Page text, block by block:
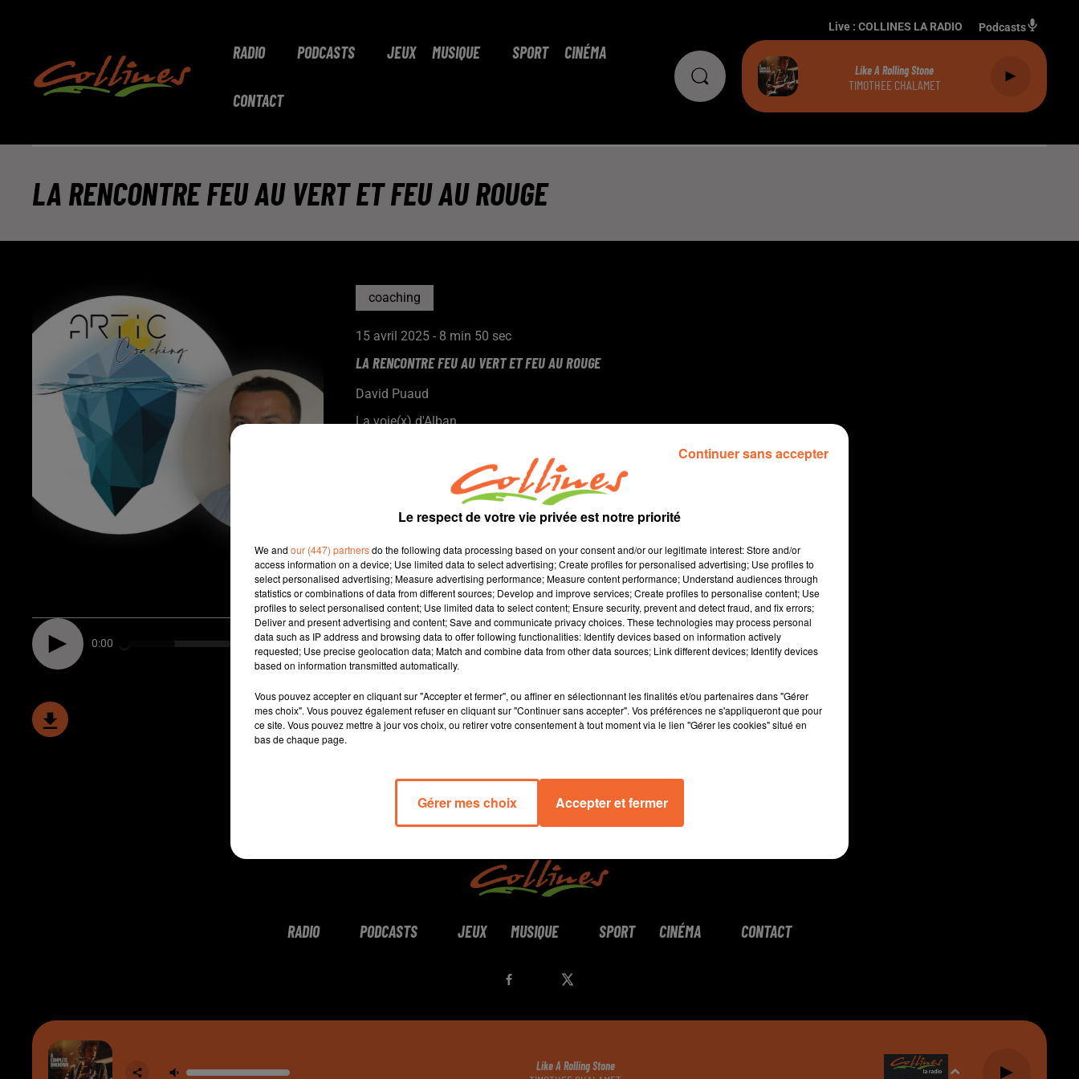
RADIO PODCASTS JEUX MUSIQUE SPORT CINÉMA
CONTACT
Live : COLLINES LA RADIO Podcasts
Like A Rolling Stone
TIMOTHEE CHALAMET
LA RENCONTRE FEU AU VERT ET FEU AU ROUGE
coaching
15 avril 2025 - 8 min 50 sec
LA RENCONTRE FEU AU VERT ET FEU AU ROUGE
David Puaud
La voie(x) d'Alban
Tous les 15 jours le mardi, Alban nous donne des conseils
et nous amène son énergie positive. Alban est coach et
formateur au sein d'Artic Coaching à Bressuire.
0:00 8 min 50 sec
RADIO PODCASTS JEUX MUSIQUE SPORT CINÉMA CONTACT
Like A Rolling Stone
Le respect de votre vie privée est notre priorité
We and our (447) partnersdo the following data processing based on your consent and/or our legitimate interest: Store and/or
access information on a device; Use limited data to select advertising; Create profiles for personalised advertising; Use profiles to
select personalised advertising; Measure advertising performance; Measure content performance; Understand audiences through
statistics or combinations of data from different sources; Develop and improve services; Create profiles to personalise content; Use
profiles to select personalised content; Use limited data to select content; Ensure security, prevent and detect fraud, and fix errors;
Deliver and present advertising and content; Save and communicate privacy choices. These technologies may process personal
data such as IP address and browsing data to offer following functionalities: Identify devices based on information actively
requested; Use precise geolocation data; Match and combine data from other data sources; Link different devices; Identify devices
based on information transmitted automatically.
Vous pouvez accepter en cliquant sur "Accepter et fermer", ou affiner en sélectionnant les finalités et/ou partenaires dans "Gérer
mes choix". Vous pouvez également refuser en cliquant sur "Continuer sans accepter". Vos préférences ne s'appliqueront que pour
ce site. Vous pouvez mettre à jour vos choix, ou retirer votre consentement à tout moment via le lien "Gérer les cookies" situé en
bas de chaque page.
Gérer mes choix Accepter et fermer
Continuer sans accepter